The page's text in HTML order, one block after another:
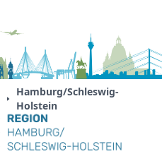
Hamburg/Schleswig-
Holstein